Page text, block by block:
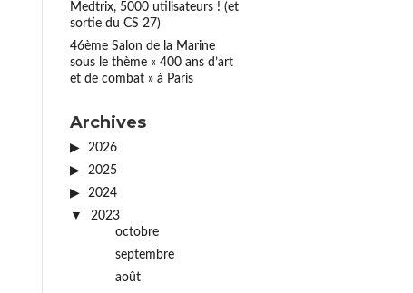
Medtrix, 5000 utilisateurs ! (et
sortie du CS 27)
46ème Salon de la Marine
sous le thème « 400 ans d’art
et de combat » à Paris
Archives
2026
2025
2024
2023
octobre
septembre
août